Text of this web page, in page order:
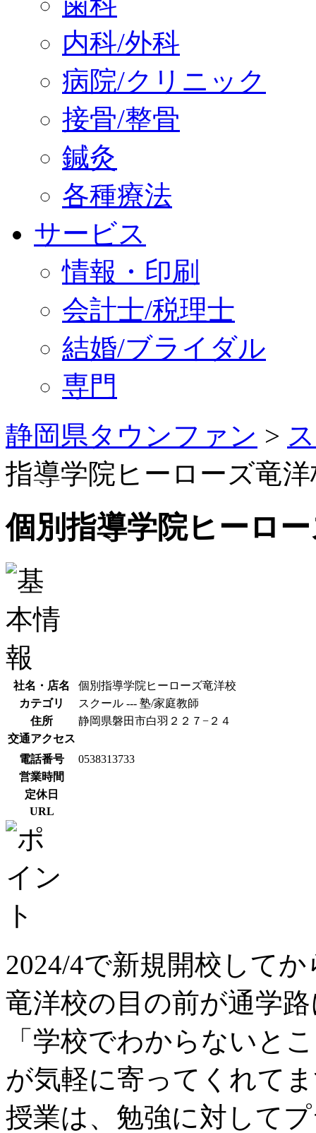
内科/外科
病院/クリニック
接骨/整骨
鍼灸
各種療法
サービス
情報・印刷
会計士/税理士
結婚/ブライダル
専門
静岡県タウンファン >
指導学院ヒーローズ竜
個別指導学院ヒーロ
社名・店名
個別指導学院ヒーローズ竜洋校
カテゴリ
スクール --- 塾/家庭教師
住所
静岡県磐田市白羽２２７−２４
交通アクセス
電話番号
0538313733
営業時間
定休日
URL
2024/4で新規開校して
竜洋校の目の前が通学
「学校でわからないと
が気軽に寄ってくれて
授業は、勉強に対して